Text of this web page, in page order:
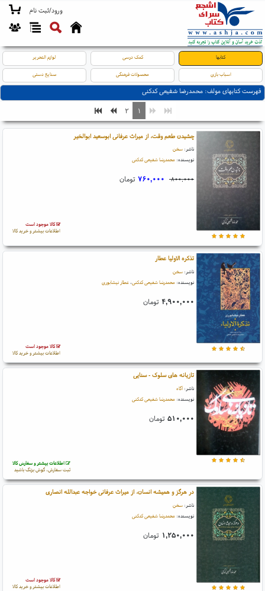
ورود/ثبت نام
کتابها کمک درسی لوازم التحریر
اسباب بازی محصولات فرهنگی صنایع دستی
فهرست کتابهای مولف: محمدرضا شفیعی کدکنی
۱ ۲
چشیدن طعم وقت، از میراث عرفانی ابوسعید ابوالخیر
ناشر: سخن
نویسنده: محمدرضا شفیعی کدکنی
۸۰۰,۰۰۰ ۷۶۰,۰۰۰ تومان
کالا موجود است
اطلاعات بیشتر و خرید کالا
تذکره الاولیا عطار
ناشر: سخن
نویسنده: محمدرضا شفیعی کدکنی، عطار نیشابوری
۴,۹۰۰,۰۰۰ تومان
کالا موجود است
اطلاعات بیشتر و خرید کالا
تازیانه های سلوک - سنایی
ناشر: آگاه
نویسنده: محمدرضا شفیعی کدکنی
۵۱۰,۰۰۰ تومان
اطلاعات بیشتر و سفارش کالا
ثبت سفارش، گوش بزنگ باشید
در هرگز و همیشه انسان، از میراث عرفانی خواجه عبدالله انصاری
ناشر: سخن
نویسنده: محمدرضا شفیعی کدکنی
۱,۲۵۰,۰۰۰ تومان
کالا موجود است
اطلاعات بیشتر و خرید کالا